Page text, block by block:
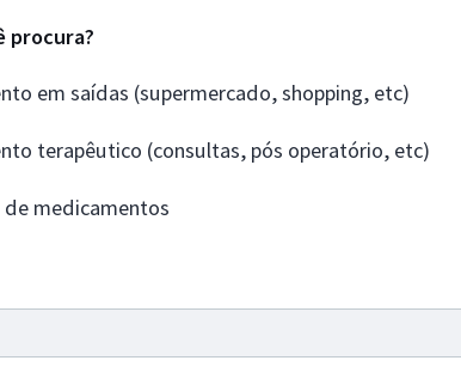
procura?
em saídas (supermercado, shopping, etc)
terapêutico (consultas, pós operatório, etc)
medicamentos